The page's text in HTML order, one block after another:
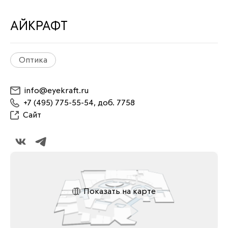
АЙКРАФТ
Оптика
info@eyekraft.ru
+7 (495) 775-55-54, доб. 7758
Сайт
Показать на карте